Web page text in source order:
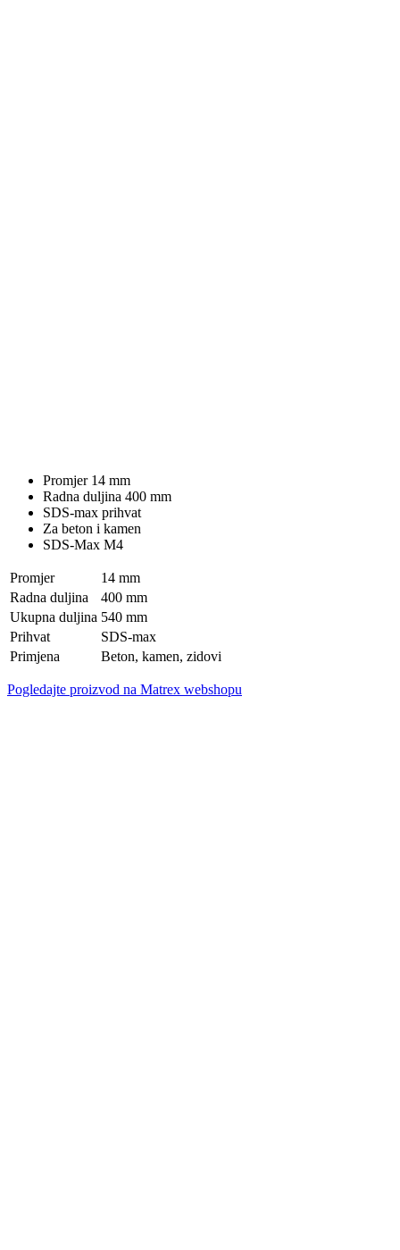
Promjer 14 mm
Radna duljina 400 mm
SDS-max prihvat
Za beton i kamen
SDS-Max M4
Promjer
14 mm
Radna duljina
400 mm
Ukupna duljina 540 mm
Prihvat
SDS-max
Primjena
Beton, kamen, zidovi
Pogledajte proizvod na Matrex webshopu